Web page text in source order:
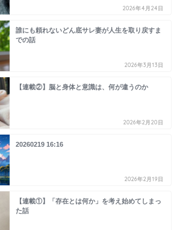
2026年4月24日
誰にも頼れないどん底サレ妻が人生を取り戻すま
での話
2026年3月13日
【連載②】脳と身体と意識は、何が違うのか
2026年2月20日
20260219 16:16
2026年2月19日
【連載①】「存在とは何か」を考え始めてしまっ
た話